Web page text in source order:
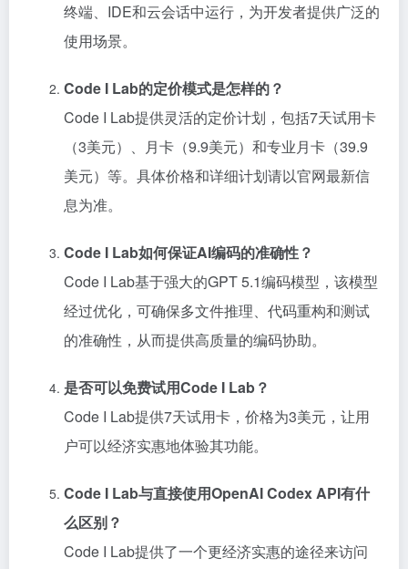
终端、IDE和云会话中运行，为开发者提供广泛的
使用场景。
Code I Lab的定价模式是怎样的？
Code I Lab提供灵活的定价计划，包括7天试用卡
（3美元）、月卡（9.9美元）和专业月卡（39.9
美元）等。具体价格和详细计划请以官网最新信
息为准。
Code I Lab如何保证AI编码的准确性？
Code I Lab基于强大的GPT 5.1编码模型，该模型
经过优化，可确保多文件推理、代码重构和测试
的准确性，从而提供高质量的编码协助。
是否可以免费试用Code I Lab？
Code I Lab提供7天试用卡，价格为3美元，让用
户可以经济实惠地体验其功能。
Code I Lab与直接使用OpenAI Codex API有什
么区别？
Code I Lab提供了一个更经济实惠的途径来访问